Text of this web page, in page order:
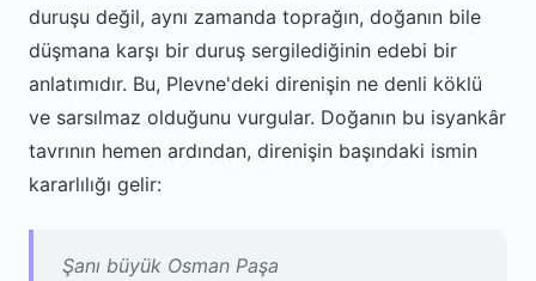
duruşu değil, aynı zamanda toprağın, doğanın bile
düşmana karşı bir duruş sergilediğinin edebi bir
anlatımıdır. Bu, Plevne'deki direnişin ne denli köklü
ve sarsılmaz olduğunu vurgular. Doğanın bu isyankâr
tavrının hemen ardından, direnişin başındaki ismin
kararlılığı gelir:
Şanı büyük Osman Paşa